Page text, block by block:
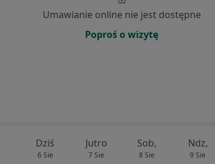
Umawianie online nie jest dostępne
Poproś o wizytę
Dziś
6 Sie
Jutro
7 Sie
Sob,
8 Sie
Ndz,
9 Sie